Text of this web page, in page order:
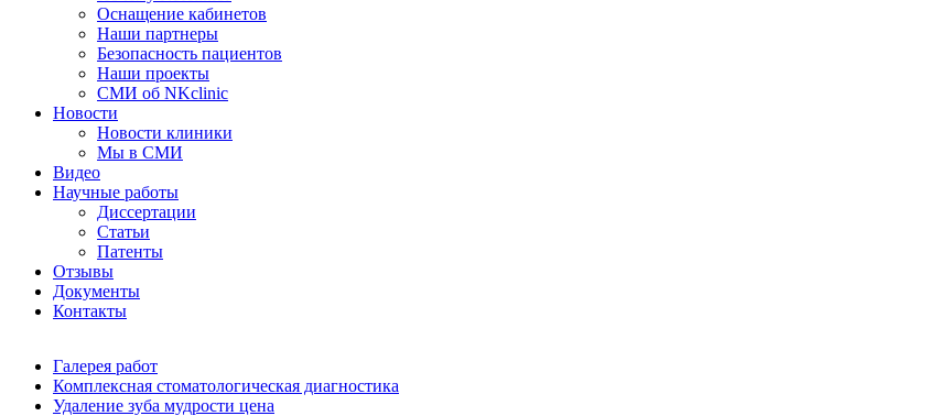
Оснащение кабинетов
Наши партнеры
Безопасность пациентов
Наши проекты
СМИ об NKclinic
Новости
Новости клиники
Мы в СМИ
Видео
Научные работы
Диссертации
Статьи
Патенты
Отзывы
Документы
Контакты
Галерея работ
Комплексная стоматологическая диагностика
Удаление зуба мудрости цена